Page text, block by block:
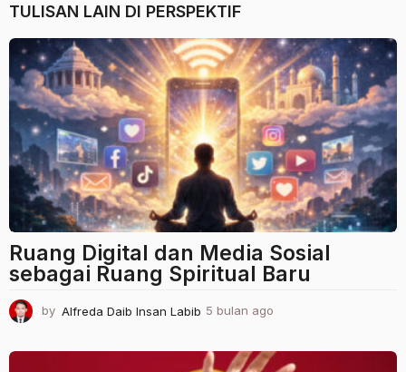
TULISAN LAIN DI PERSPEKTIF
Ruang Digital dan Media Sosial
sebagai Ruang Spiritual Baru
by Alfreda Daib Insan Labib 5 bulan ago